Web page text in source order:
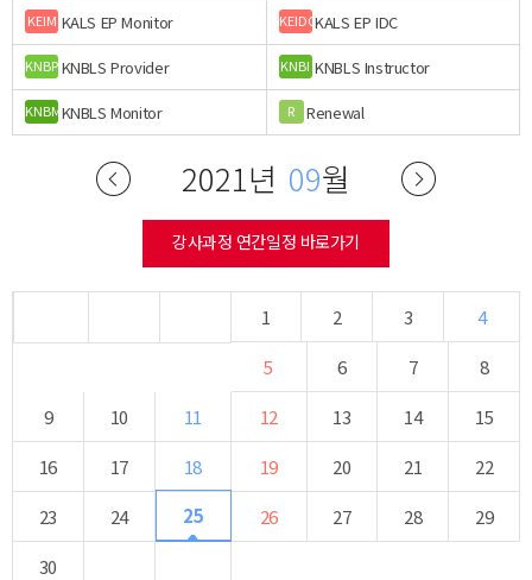
KEIM KALS EP Monitor KEIDCKALS EP IDC
KNBPKNBLS Provider KNBI KNBLS Instructor
KNBMKNBLS Monitor R Renewal
2021년 09월
강사과정 연간일정 바로가기
1 2 3
4
5
6 7
8
9
10 11 12 13 14
15
16
17 18 19 20 21
22
23
24 25 26 27 28
29
30